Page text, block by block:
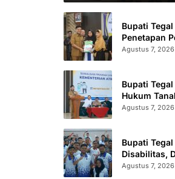
Bupati
Penetapan
Anak LKSA
Agustus 7, 2026
Bupati
Hukum
Pertanahan
Agustus 7, 2026
Bupati
Disabilitas,
Berlaga di
Agustus 7, 2026